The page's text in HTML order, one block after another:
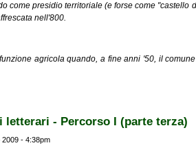
come presidio territoriale (e forse come
nell'800.
agricola quando, a fine anni '50, il
letterari - Percorso I (parte terza)
2009 - 4:38pm